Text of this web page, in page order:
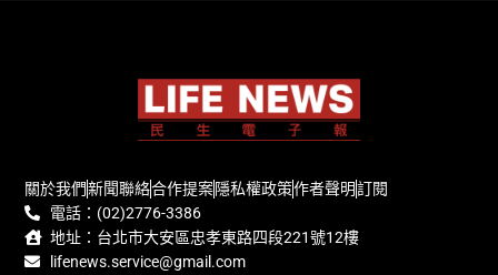
關於我們新聞聯絡合作提案隱私權政策作者聲明訂閱
電話：(02)2776-3386
地址：台北市大安區忠孝東路四段221號12樓
lifenews.service@gmail.com